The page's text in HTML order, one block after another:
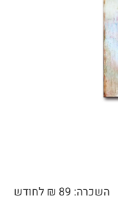
השכרה: 89 ₪ לחודש